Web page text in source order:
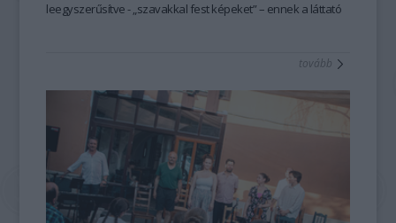
leegyszerűsítve - „szavakkal fest képeket” – ennek a láttató
mesemondás nemcsak művészi élményt ad, hanem
magabiztosabb megszólaláshoz, fellépéshez, segíti az
előadói, pedagógusi jelenlétet, fejleszti a meggyőző, hiteles
kommunikációt is – olyan készségeket, amelyek digitális
korunkban is hangsúlyozottan értékesek. Ehhez nyújt
nagyszerű lehetőséget az idén 25 éves Hagyományok Háza
ősszel induló képzése, mely pedagógusok és
közművelődési szakemberek számára kínál elmélyült
tovább